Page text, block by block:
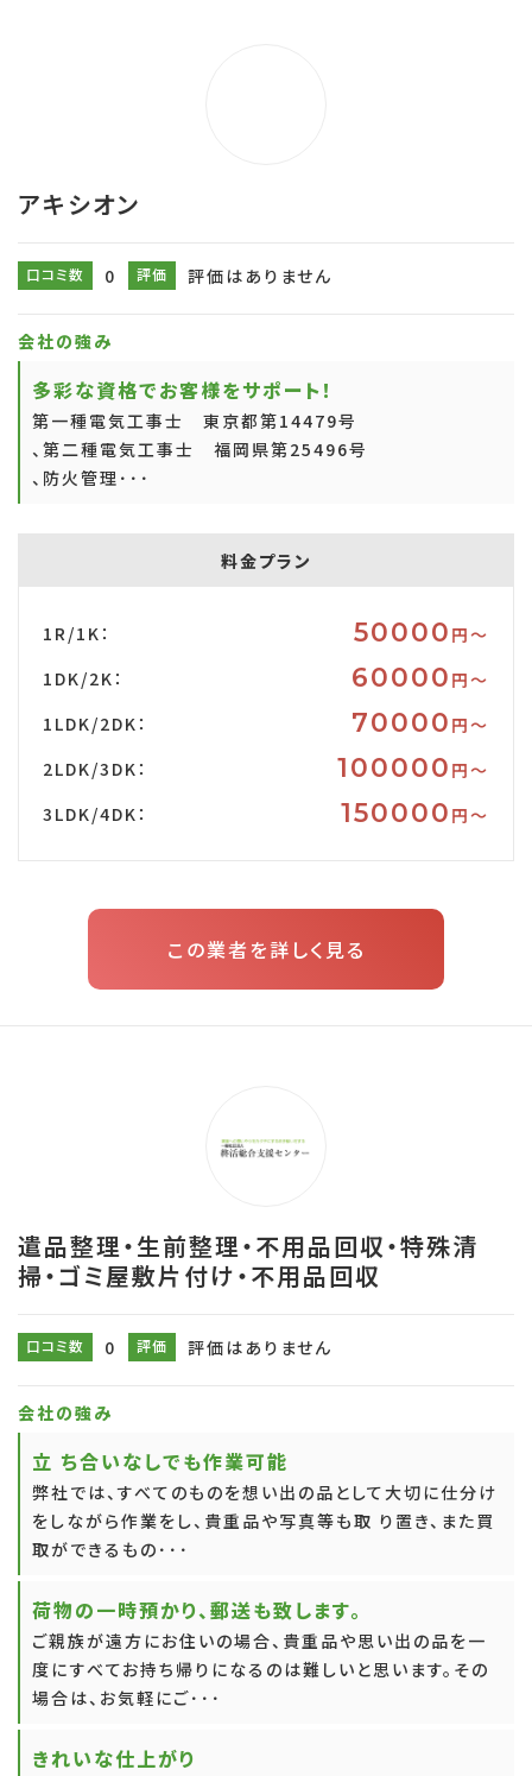
アキシオン
口コミ数 0 評価 評価はありません
会社の強み
多彩な資格でお客様をサポート！
第一種電気工事士 東京都第14479号
、第二種電気工事士 福岡県第25496号
、防火管理･･･
料金プラン
1R/1K： 50000 円〜
1DK/2K：
60000 円〜
1LDK/2DK：
70000 円〜
2LDK/3DK：
100000 円〜
3LDK/4DK：
150000 円〜
この業者を詳しく見る
遣品整理・生前整理・不用品回収・特殊清
掃・ゴミ屋敷片付け・不用品回収
口コミ数 0 評価 評価はありません
会社の強み
立 ち合いなしでも作業可能
弊社では、すべてのものを想い出の品として大切に仕分け
をしながら作業をし、貴重品や写真等も取 り置き、また買
取ができるもの･･･
荷物の一時預かり、郵送も致します。
ご親族が遠方にお住いの場合、貴重品や思い出の品を一
度にすべてお持ち帰りになるのは難しいと思います。その
場合は、お気軽にご･･･
きれいな仕上がり